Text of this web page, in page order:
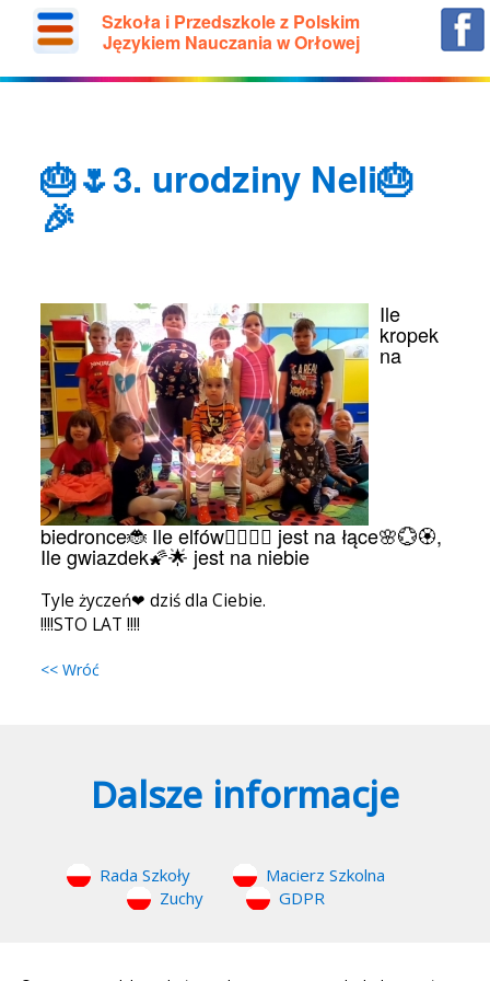
Szkoła i Przedszkole z Polskim
Językiem Nauczania w Orłowej
🎂🌷3. urodziny Neli🎂
🎉
Ile
kropek
na
biedronce🐞 Ile elfów🧚‍♀️🧚‍♂️ jest na łące🌸💮🏵,
Ile gwiazdek🌠🌟 jest na niebie
Tyle życzeń❤ dziś dla Ciebie.
!!!!STO LAT !!!!
<< Wróć
Dalsze informacje
Rada Szkoły
Macierz Szkolna
Zuchy
GDPR